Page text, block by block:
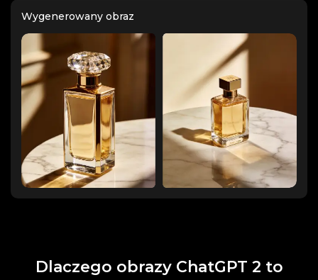
Wygenerowany obraz
Dlaczego obrazy ChatGPT 2 to